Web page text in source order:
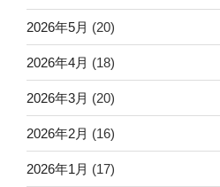
2026年5月 (20)
2026年4月 (18)
2026年3月 (20)
2026年2月 (16)
2026年1月 (17)